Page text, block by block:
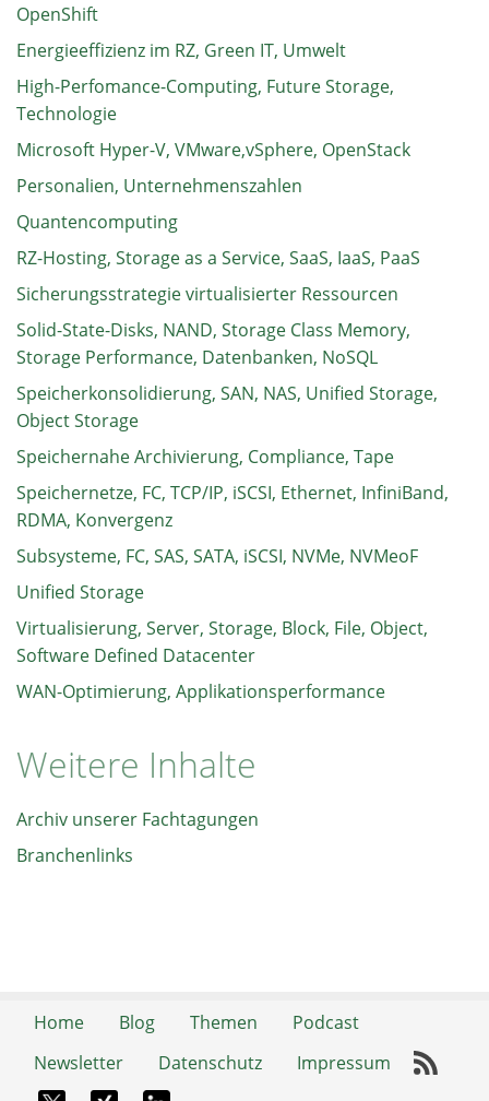
OpenShift
Energieeffizienz im RZ, Green IT, Umwelt
High-Perfomance-Computing, Future Storage,
Technologie
Microsoft Hyper-V, VMware,vSphere, OpenStack
Personalien, Unternehmenszahlen
Quantencomputing
RZ-Hosting, Storage as a Service, SaaS, IaaS, PaaS
Sicherungsstrategie virtualisierter Ressourcen
Solid-State-Disks, NAND, Storage Class Memory,
Storage Performance, Datenbanken, NoSQL
Speicherkonsolidierung, SAN, NAS, Unified Storage,
Object Storage
Speichernahe Archivierung, Compliance, Tape
Speichernetze, FC, TCP/IP, iSCSI, Ethernet, InfiniBand,
RDMA, Konvergenz
Subsysteme, FC, SAS, SATA, iSCSI, NVMe, NVMeoF
Unified Storage
Virtualisierung, Server, Storage, Block, File, Object,
Software Defined Datacenter
WAN-Optimierung, Applikationsperformance
Weitere Inhalte
Archiv unserer Fachtagungen
Branchenlinks
Home Blog Themen
Podcast
Newsletter
Datenschutz Impressum